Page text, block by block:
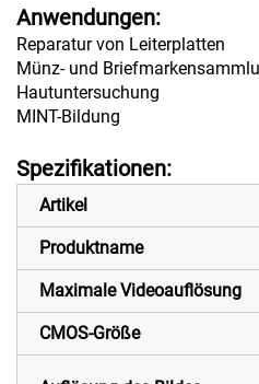
Anwendungen:
Reparatur von Leiterplatten
Münz- und
Hautuntersuchung
MINT-Bildung
Spezifikationen:
Artikel
Produktname
Maximale Videoauflösung
CMOS-Größe